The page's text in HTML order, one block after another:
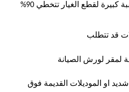
ومعدات كشف الاعطال ونسبة كبيرة لقطع الغيار تتخطي 90%
قد تتطلب
لورش الصيانة
او الموديلات القديمة فوق